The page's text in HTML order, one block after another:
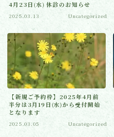
4月23日(水) 休診のお知らせ
2025.03.13 Uncategorized
【新規ご予約枠】2025年4月前
半分は3月19日(水)から受付開始
となります
2025.03.05 Uncategorized